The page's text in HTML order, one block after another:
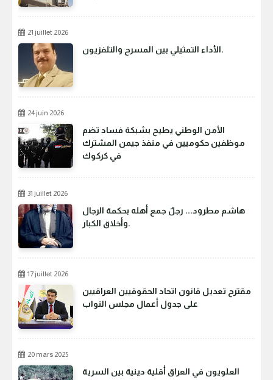
21 juillet 2026
الأداء التمثيلي بين المسرح والتلفزيون.
24 juin 2026
الأمن الوطني يطيح بشبكة فساد تضم
موظفين حكوميين في منفذ جيمن المشترك
في كركوك
31 juillet 2026
هاشم مطرود... رجلٌ جمع أهله بحكمة الرجال
وأخلاق الكبار.
17 juillet 2026
مقترح تعديل قانون اتحاد الحقوقيين العراقيين
على جدول أعمال مجلس النواب
20 mars 2025
العلويون في العراق أقلية دينية بين السرية